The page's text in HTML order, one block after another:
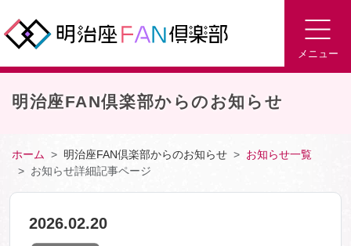
メニュー
明治座FAN倶楽部からのお知らせ
ホーム 明治座FAN倶楽部からのお知らせ
お知らせ一覧
お知らせ詳細記事ページ
2026.02.20